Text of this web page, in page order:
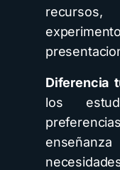
Diferencia
los